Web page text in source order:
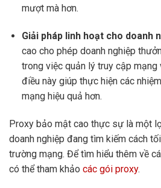
mượt mà hơn.
Giải pháp linh hoạt cho doanh
cao cho phép doanh nghiệp
trong việc quản lý truy cập mạng
điều này giúp thực hiện các
mạng hiệu quả hơn.
Proxy bảo mật cao thực sự là một
doanh nghiệp đang tìm kiếm cách
trường mạng. Để tìm hiểu thêm về
có thể tham khảo các gói proxy.